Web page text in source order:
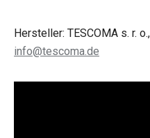
Hersteller: TESCOMA s. r.
info@tescoma.de